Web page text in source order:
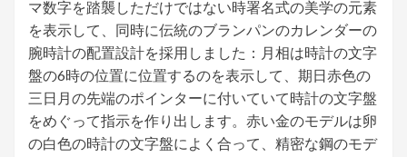
マ数字を踏襲しただけではない時署名式の美学の元素
を表示して、同時に伝統のブランパンのカレンダーの
腕時計の配置設計を採用しました：月相は時計の文字
盤の6時の位置に位置するのを表示して、期日赤色の
三日月の先端のポインターに付いていて時計の文字盤
をめぐって指示を作り出します。赤い金のモデルは卵
の白色の時計の文字盤によく合って、精密な鋼のモデ